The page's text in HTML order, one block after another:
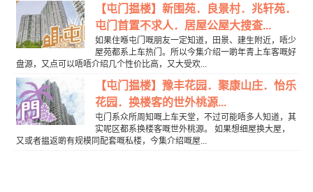
【屯门揾楼】新围苑．良景村．兆轩苑．
屯门首置不求人．居屋公屋大搜查...
如果住喺屯门嘅朋友一定知道，田景、建生附近，唔少
屋苑都系上车热门。所以今集介绍一啲年青上车客嘅好
盘源，又点可以唔唔介绍几个性价比高，又大受欢...
【屯门揾楼】豫丰花园．聚康山庄．怡乐
花园．换楼客的世外桃源...
屯门系众所周知嘅上车天堂，不过可能唔多人知道，其
实呢区都系换楼客嘅世外桃源。 如果想细屋换大屋，
又或者揾返啲有规模同配套嘅私楼，今集介绍嘅屋...